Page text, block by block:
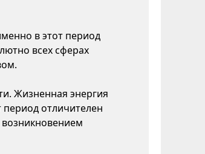
в этот период
всех сферах
Жизненная энергия
отличителен